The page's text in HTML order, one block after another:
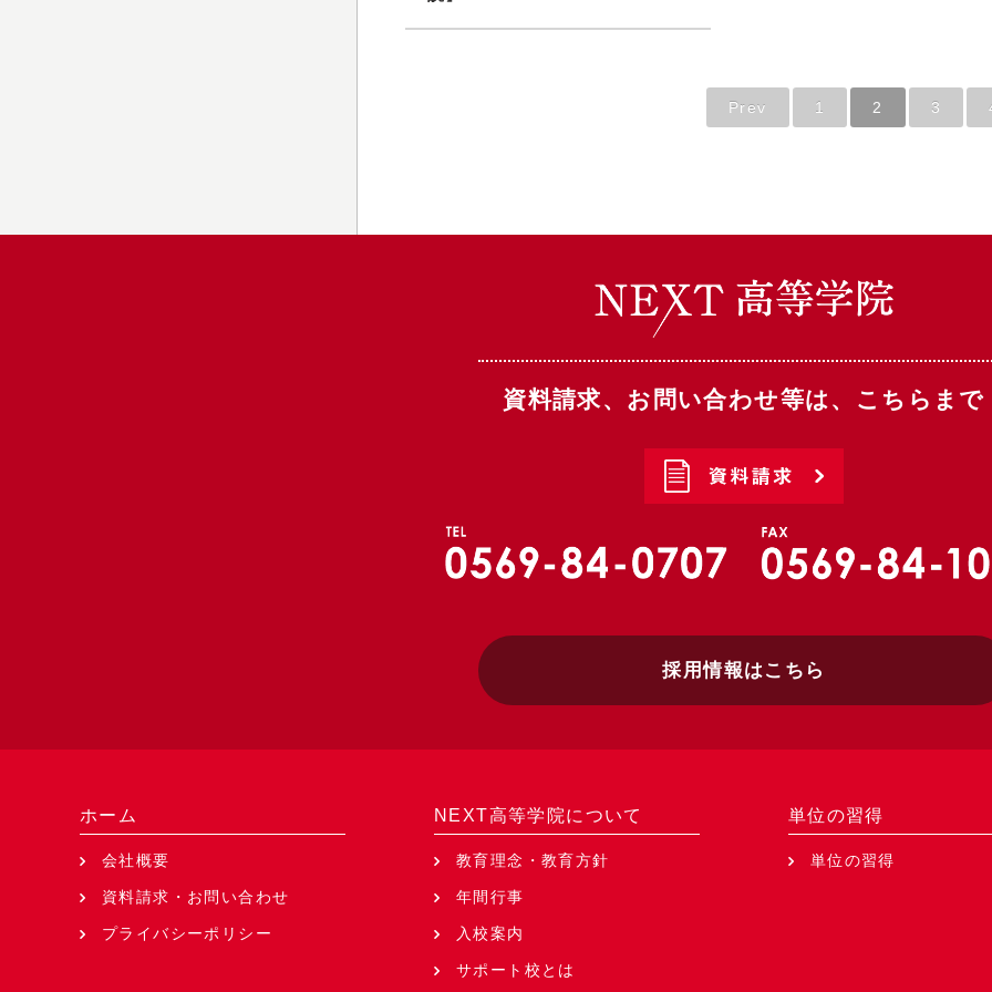
Prev 1 2 3
資料請求、お問い合わせ等は、こちらまで
採用情報はこちら
ホーム
会社概要
資料請求・お問い合わせ
プライバシーポリシー
NEXT高等学院について
教育理念・教育方針
年間行事
入校案内
サポート校とは
単位の習得
単位の習得